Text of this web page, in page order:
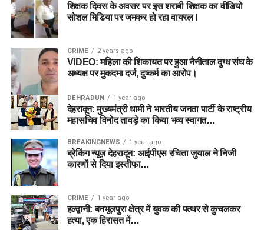
शिक्षक दिवस के अवसर पर इस शराबी शिक्षक का वीडियो
सोशल मिडिया पर जमकर हो रहा वायरल !
CRIME 2 years ago
VIDEO: महिला की शिकायत पर हुआ नैनीताल दुग्ध संघ के
अध्यक्ष पर मुकदमा दर्ज, दुष्कर्म का आरोप।
DEHRADUN 1 year ago
देहरादून: मुख्यमंत्री धामी ने भारतीय जनता पार्टी के राष्ट्रीय
महासचिव विनोद तावड़े का किया भव्य स्वागत…
BREAKINGNEWS 1 year ago
ब्रेकिंग न्यूज़ देहरादून: आईपीएस रचिता जुयाल ने निजी
कारणों से दिया इस्तीफा…
CRIME 1 year ago
हल्द्वानी: बनभूलपुरा क्षेत्र में युवक की पत्थर से कुचलकर
हत्या, एक हिरासत में…